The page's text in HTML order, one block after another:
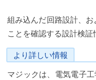
組み込んだ回路設計、
ことを確認する設計検証
より詳しい情報
マジックは、電気電子